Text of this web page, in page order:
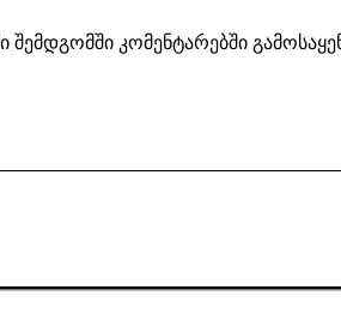
შემდგომში კომენტარებში